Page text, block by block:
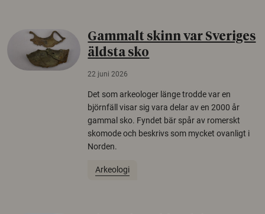
Gammalt skinn var Sveriges
äldsta sko
22 juni 2026
Det som arkeologer länge trodde var en
björnfäll visar sig vara delar av en 2000 år
gammal sko. Fyndet bär spår av romerskt
skomode och beskrivs som mycket ovanligt i
Norden.
Arkeologi